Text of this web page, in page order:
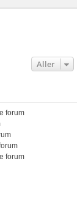
Aller
forum
forum